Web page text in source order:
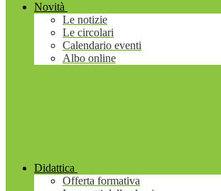
Novità
Le notizie
Le circolari
Calendario eventi
Albo online
Didattica
Offerta formativa